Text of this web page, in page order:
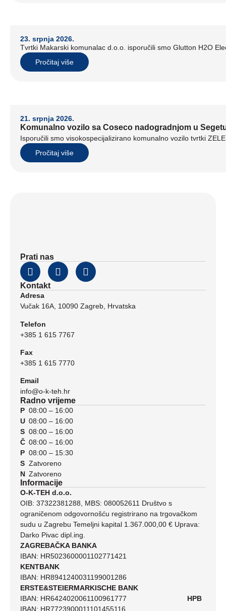
23. srpnja 2026.
Tvrtki Makarski komunalac d.o.o. isporučili smo Glutton H2O
Pročitaj više
21. srpnja 2026.
Komunalno vozilo sa Coseco nadogradnjom u
Isporučili smo visokospecijalizirano komunalno vozilo tvrtki
Pročitaj više
Prati nas
Kontakt
Adresa
Vučak 16A, 10090 Zagreb, Hrvatska
Telefon
+385 1 615 7767
Fax
+385 1 615 7770
Email
info@o-k-teh.hr
Radno vrijeme
P
U
S
Č
P
S
N
08:00 – 16:00
08:00 – 16:00
08:00 – 16:00
08:00 – 16:00
08:00 – 15:30
Zatvoreno
Zatvoreno
Informacije
O-K-TEH d.o.o.
OIB: 37322381288, MBS: 080052611 Društvo s
ograničenom odgovornošću registrirano na trgovačkom
sudu u Zagrebu Temeljni kapital 1.367.000,00 € Uprava:
Darko Pivac dipl.ing.
ZAGREBAČKA BANKA
IBAN: HR5023600001102771421
KENTBANK
IBAN: HR8941240031199001286
ERSTE&STEIERMARKISCHE BANK
IBAN: HR6424020061100961777 HPB
IBAN: HR7723900011101455116